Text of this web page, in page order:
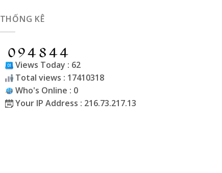
THỐNG KÊ
Views Today : 62
Total views : 17410318
Who's Online : 0
Your IP Address : 216.73.217.13